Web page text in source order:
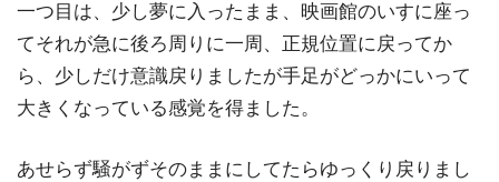
一つ目は、少し夢に入ったまま、映画館のいすに座っ
てそれが急に後ろ周りに一周、正規位置に戻ってか
ら、少しだけ意識戻りましたが手足がどっかにいって
大きくなっている感覚を得ました。
あせらず騒がずそのままにしてたらゆっくり戻りまし